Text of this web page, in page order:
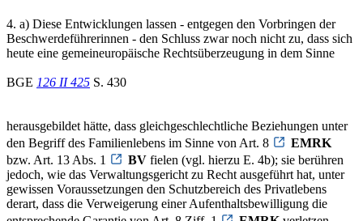
4. a) Diese Entwicklungen lassen - entgegen den Vorbringen der
Beschwerdeführerinnen - den Schluss zwar noch nicht zu, dass sich
heute eine gemeineuropäische Rechtsüberzeugung in dem Sinne
BGE 126 II 425 S. 430
herausgebildet hätte, dass gleichgeschlechtliche Beziehungen unter
den Begriff des Familienlebens im Sinne von Art. 8
EMRK
bzw. Art. 13 Abs. 1
BV fielen (vgl. hierzu E. 4b); sie berühren
jedoch, wie das Verwaltungsgericht zu Recht ausgeführt hat, unter
gewissen Voraussetzungen den Schutzbereich des Privatlebens
derart, dass die Verweigerung einer Aufenthaltsbewilligung die